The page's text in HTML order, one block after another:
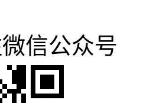
信公众号